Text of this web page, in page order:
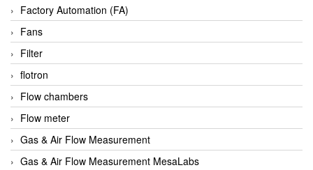
Apex Dynamics Vietnam
Apiste
APLISENS VietNam
Apollo Fire
Appleton
AQ Matic
Aqualabo Vietnam
Aquametro
Factory Automation (FA)
Fans
Filter
flotron
Flow chambers
Flow meter
Gas & Air Flow Measurement
Gas & Air Flow Measurement MesaLabs